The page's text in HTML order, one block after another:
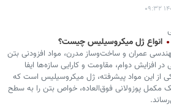
انواع ژل میکروسیلیس چیست؟
عمران و ساخت‌وساز مدرن، مواد افزودنی بتن
افزایش دوام، مقاومت و کارایی سازه‌ها ایفا
از این مواد پیشرفته، ژل میکروسیلیس است که
مکمل پوزولانی فوق‌العاده، خواص بتن را به سطح